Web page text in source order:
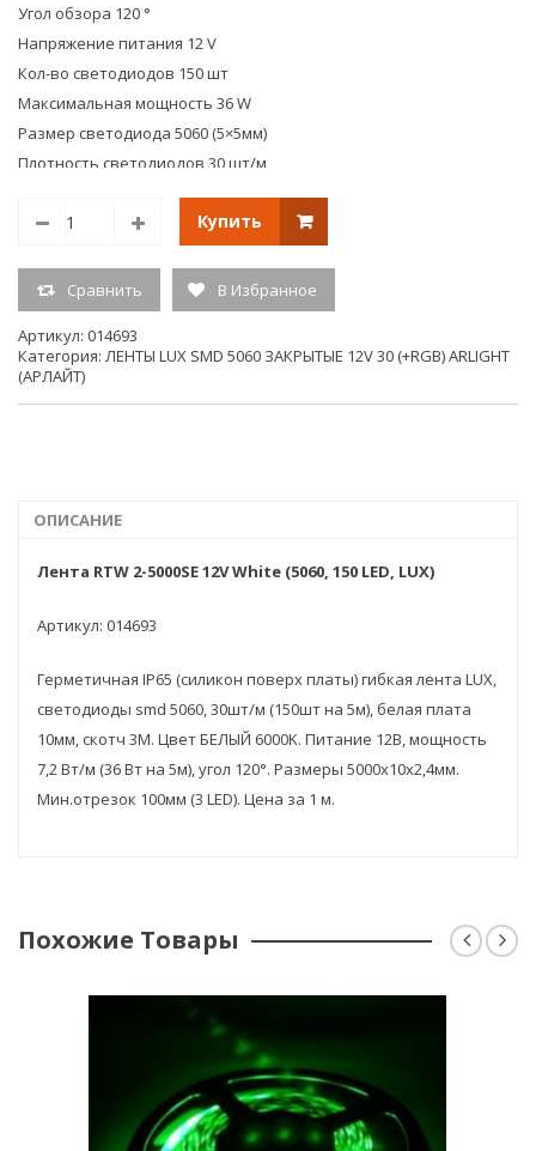
Угол обзора 120 °
Напряжение питания 12 V
Кол-во светодиодов 150 шт
Максимальная мощность 36 W
Размер светодиода 5060 (5×5мм)
Плотность светодиодов 30 шт/м
Высота 2,4 мм
Минимальный отрезок 100 мм
Ширина 10 мм
Потребляемый ток typ: 3 A
Индекс цветопередачи >85
Класс пылевлагозащиты IP65
Потребляемая мощность, общая min: 30 W; max: 36 W
Купить
Сравнить В Избранное
Артикул: 014693
Категория: ЛЕНТЫ LUX SMD 5060 ЗАКРЫТЫЕ 12V 30 (+RGB) ARLIGHT
(АРЛАЙТ)
ОПИСАНИЕ
Лента RTW 2-5000SE 12V White (5060, 150 LED, LUX)
Артикул: 014693
Герметичная IP65 (силикон поверх платы) гибкая лента LUX,
светодиоды smd 5060, 30шт/м (150шт на 5м), белая плата
10мм, скотч 3М. Цвет БЕЛЫЙ 6000K. Питание 12В, мощность
7,2 Вт/м (36 Вт на 5м), угол 120°. Размеры 5000х10х2,4мм.
Мин.отрезок 100мм (3 LED). Цена за 1 м.
Похожие Товары